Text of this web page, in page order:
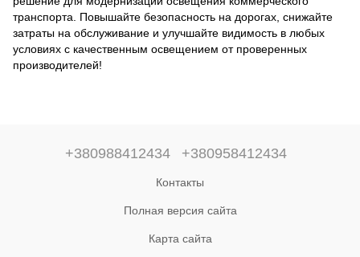
транспорта. Повышайте безопасность на дорогах, снижайте
затраты на обслуживание и улучшайте видимость в любых
условиях с качественным освещением от проверенных
производителей!
+380988412434 +380958412434
Контакты
Полная версия сайта
Карта сайта